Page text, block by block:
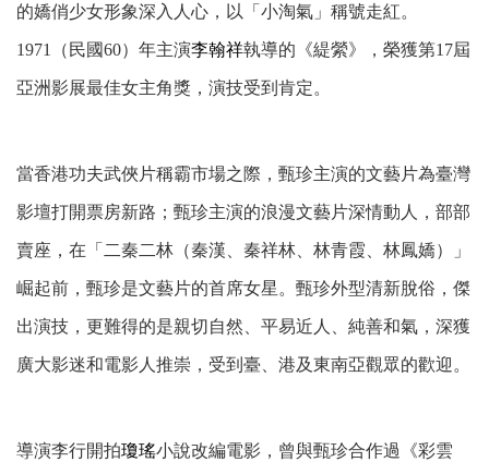
的嬌俏少女形象深入人心，以「小淘氣」稱號走紅。
1971 （民國60） 年主演李翰祥執導的《緹縈》，榮獲第17屆
亞洲影展最佳女主角獎，演技受到肯定。
當香港功夫武俠片稱霸市場之際，甄珍主演的文藝片為臺灣
影壇打開票房新路；甄珍主演的浪漫文藝片深情動人，部部
賣座，在「二秦二林（秦漢、秦祥林、林青霞、林鳳嬌）」
崛起前，甄珍是文藝片的首席女星。 甄珍外型清新脫俗，傑
出演技，更難得的是親切自然、平易近人、純善和氣，深獲
廣大影迷和電影人推崇，受到臺、港及東南亞觀眾的歡迎。
導演李行開拍瓊瑤小說改編電影， 曾與甄珍合作過《彩雲